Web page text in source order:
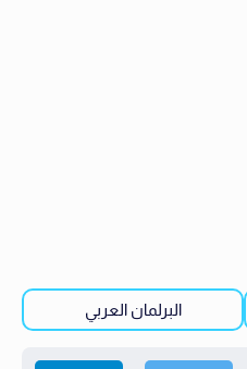
البرلمان العربي